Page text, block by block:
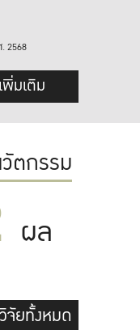
2568
พิ่มเติม
ตกรรม
ผล
จัยทั้งหมด